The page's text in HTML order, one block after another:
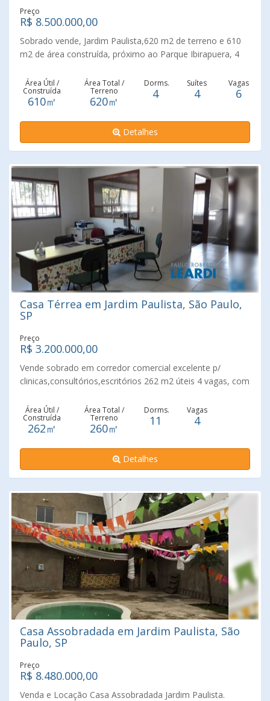
Preço
R$ 8.500.000,00
Sobrado vende, Jardim Paulista,620 m2 de terreno e 610
m2 de área construída, próximo ao Parque Ibirapuera, 4
quintal, salão de festas, sala de ginástica, salão de
jogos,imóvel impecável,confira este bom negócio com a
Leardi Imóveis, 106 anos de tradição e respeito ao
consumidor.
Área Útil /
Construída
610㎡
Área Total /
Terreno
620㎡
Dorms.
4
Suítes
4
Vagas
6
Detalhes
Casa Térrea em Jardim Paulista, São Paulo,
SP
Preço
R$ 3.200.000,00
Vende sobrado em corredor comercial excelente p/
clinicas,consultórios,escritórios 262 m2 úteis 4 vagas, com
banheiros,luminárias,localização ímpar a 200 mts do
Parque Ibirapuera, parte inferior: 05 salas, recepção, 3
banheiros. Possui uma outra casa voltada para a Rua
República do Líbano, com 01 sala, 01 banheiro, 01
cozinha, área de serviço e quintal espaçoso com entrada
separada, confira este bom negócio com a Leardi Imóveis
ao consumidor. Piso Superior: 05 salas, 2 banheiros. 04
Vagas de garagem. Localização privilegiada para clinicas,
consultórios, escritórios e ao lado do Parque do Ibirapuera
e alguns quarteirões da Av. Paulista, fácil acesso as
principais avenidas.
Área Útil /
Construída
262㎡
Área Total /
Terreno
260㎡
Dorms.
11
Vagas
4
Detalhes
Casa Assobradada em Jardim Paulista, São
Paulo, SP
Preço
R$ 8.480.000,00
Venda e Locação Casa Assobradada Jardim Paulista.